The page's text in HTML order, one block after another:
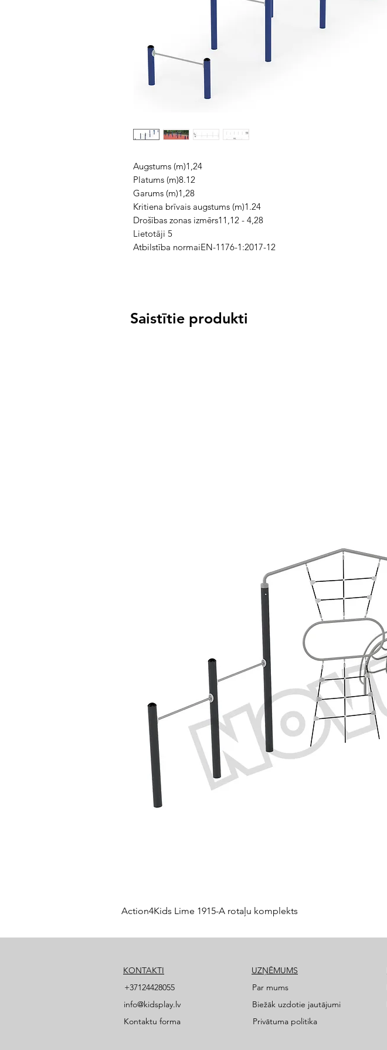
Augstums (m)1,24
Platums (m)8.12
Garums (m)1,28
Kritiena brīvais augstums (m)1.24
Drošības zonas izmērs11,12 - 4,28
Lietotāji 5
Atbilstība normaiEN-1176-1:2017-12
Saistītie produkti
Action4Kids Lime 1915-A rotaļu komplekts
KONTAKTI
+37124428055
info@kidsplay.lv
Kontaktu forma
UZŅĒMUMS
Par mums
Biežāk uzdotie jautājumi
Privātuma politika